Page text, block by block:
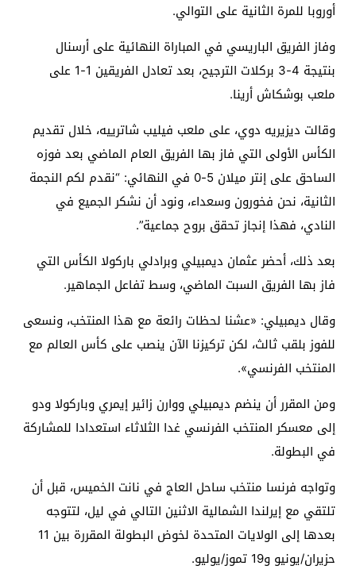
أوروبا للمرة الثانية على التوالي.
وفاز الفريق الباريسي في المباراة النهائية على أرسنال
بنتيجة 4-3 بركلات الترجيح، بعد تعادل الفريقين 1-1 على
ملعب بوشكاش أرينا.
وقالت ديزيريه دوي، على ملعب فيليب شاترييه، خلال تقديم
الكأس الأولى التي فاز بها الفريق العام الماضي بعد فوزه
الساحق على إنتر ميلان 5-0 في النهائي: “نقدم لكم النجمة
الثانية، نحن فخورون وسعداء، ونود أن نشكر الجميع في
النادي، فهذا إنجاز تحقق بروح جماعية”.
بعد ذلك، أحضر عثمان ديمبيلي وبرادلي باركولا الكأس التي
فاز بها الفريق السبت الماضي، وسط تفاعل الجماهير.
وقال ديمبيلي: «عشنا لحظات رائعة مع هذا المنتخب، ونسعى
للفوز بلقب ثالث، لكن تركيزنا الآن ينصب على كأس العالم مع
المنتخب الفرنسي».
ومن المقرر أن ينضم ديمبيلي ووارن زائير إيمري وباركولا ودو
إلى معسكر المنتخب الفرنسي غدا الثلاثاء استعدادا للمشاركة
في البطولة.
وتواجه فرنسا منتخب ساحل العاج في نانت الخميس، قبل أن
تلتقي مع إيرلندا الشمالية الاثنين التالي في ليل، لتتوجه
بعدها إلى الولايات المتحدة لخوض البطولة المقررة بين 11
حزيران/يونيو و19 تموز/يوليو.